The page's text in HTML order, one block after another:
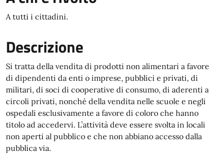
A tutti i cittadini.
Descrizione
Si tratta della vendita di prodotti non alimentari a favore
di dipendenti da enti o imprese, pubblici e privati, di
militari, di soci di cooperative di consumo, di aderenti a
circoli privati, nonché della vendita nelle scuole e negli
ospedali esclusivamente a favore di coloro che hanno
titolo ad accedervi. L’attività deve essere svolta in locali
non aperti al pubblico e che non abbiano accesso dalla
pubblica via.